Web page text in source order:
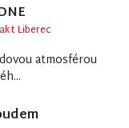
Liberec
atmosférou